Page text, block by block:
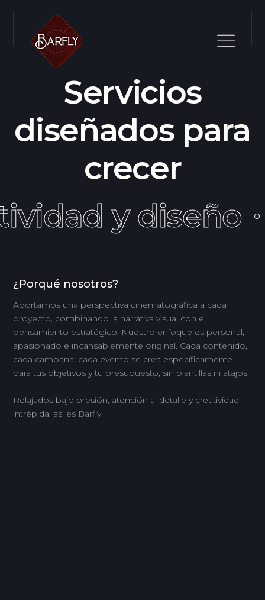
Servicios
diseñados para
crecer
y diseño
¿Porqué nosotros?
Aportamos una perspectiva cinematográfica a cada
proyecto, combinando la narrativa visual con el
pensamiento estratégico. Nuestro enfoque es personal,
apasionado e incansablemente original. Cada contenido,
cada campaña, cada evento se crea específicamente
para tus objetivos y tu presupuesto, sin plantillas ni atajos.
Relajados bajo presión, atención al detalle y creatividad
intrépida: así es Barfly.